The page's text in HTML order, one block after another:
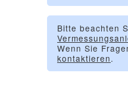
Bitte beachten
Wenn Sie
kontaktieren.